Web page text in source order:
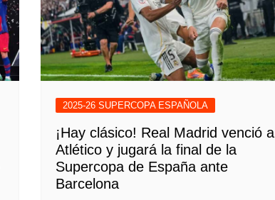
2025-26 SUPERCOPA ESPAÑOLA
¡Hay clásico! Real Madrid venció a
Atlético y jugará la final de la
Supercopa de España ante
Barcelona